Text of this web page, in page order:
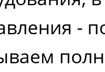
-